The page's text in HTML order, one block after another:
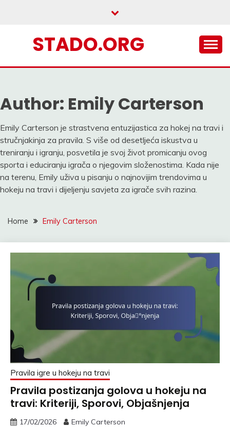
STADO.ORG
Author: Emily Carterson
Emily Carterson je strastvena entuzijastica za hokej na travi i
stručnjakinja za pravila. S više od desetljeća iskustva u
treniranju i igranju, posvetila je svoj život promicanju ovog
sporta i educiranju igrača o njegovim složenostima. Kada nije
na terenu, Emily uživa u pisanju o najnovijim trendovima u
hokeju na travi i dijeljenju savjeta za igrače svih razina.
Home Emily Carterson
Pravila igre u hokeju na travi
Pravila postizanja golova u hokeju na
travi: Kriteriji, Sporovi, Objašnjenja
17/02/2026 Emily Carterson